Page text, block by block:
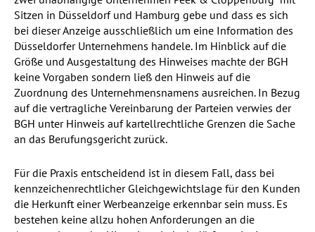
Sitzen in Düsseldorf und Hamburg gebe und dass es sich
bei dieser Anzeige ausschließlich um eine Information des
Düsseldorfer Unternehmens handele. Im Hinblick auf die
Größe und Ausgestaltung des Hinweises machte der BGH
keine Vorgaben sondern ließ den Hinweis auf die
Zuordnung des Unternehmensnamens ausreichen. In Bezug
auf die vertragliche Vereinbarung der Parteien verwies der
BGH unter Hinweis auf kartellrechtliche Grenzen die Sache
an das Berufungsgericht zurück.
Für die Praxis entscheidend ist in diesem Fall, dass bei
kennzeichenrechtlicher Gleichgewichtslage für den Kunden
die Herkunft einer Werbeanzeige erkennbar sein muss. Es
bestehen keine allzu hohen Anforderungen an die